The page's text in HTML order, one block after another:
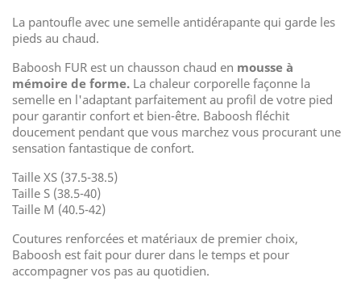
La pantoufle avec une semelle antidérapante qui garde les
pieds au chaud.
Baboosh FUR est un chausson chaud en mousse à
mémoire de forme. La chaleur corporelle façonne la
semelle en l'adaptant parfaitement au profil de votre pied
pour garantir confort et bien-être. Baboosh fléchit
doucement pendant que vous marchez vous procurant une
sensation fantastique de confort.
Taille XS (37.5-38.5)
Taille S (38.5-40)
Taille M (40.5-42)
Coutures renforcées et matériaux de premier choix,
Baboosh est fait pour durer dans le temps et pour
accompagner vos pas au quotidien.